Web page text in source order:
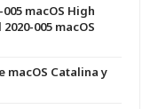
macOS High
005 macOS
Catalina y